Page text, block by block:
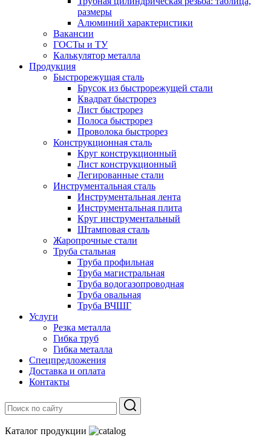
размеры
Алюминий характеристики
Вакансии
ГОСТы и ТУ
Калькулятор металла
Продукция
Быстрорежущая сталь
Брусок из быстрорежущей стали
Квадрат быстрорез
Лист быстрорез
Полоса быстрорез
Проволока быстрорез
Конструкционная сталь
Круг конструкционный
Лист конструкционный
Легированные стали
Инструментальная сталь
Инструментальная лента
Инструментальная плита
Круг инструментальный
Штамповая сталь
Жаропрочные стали
Труба стальная
Труба профильная
Труба магистральная
Труба водогазопроводная
Труба овальная
Труба ВЧШГ
Услуги
Резка металла
Гибка труб
Гибка металла
Спецпредложения
Доставка и оплата
Контакты
Каталог продукции